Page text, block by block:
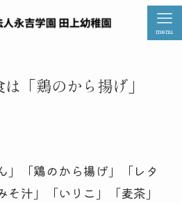
menu
「鶏のから揚げ」
」「鶏のから揚げ」「レタ
汁」「いりこ」「麦茶」